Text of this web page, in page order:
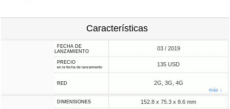
Características
FECHA DE
LANZAMIENTO
03 / 2019
PRECIO
en la fecha de lanzamiento 135 USD
RED 2G, 3G, 4G
más ↓
DIMENSIONES 152.8 x 75.3 x 8.6 mm